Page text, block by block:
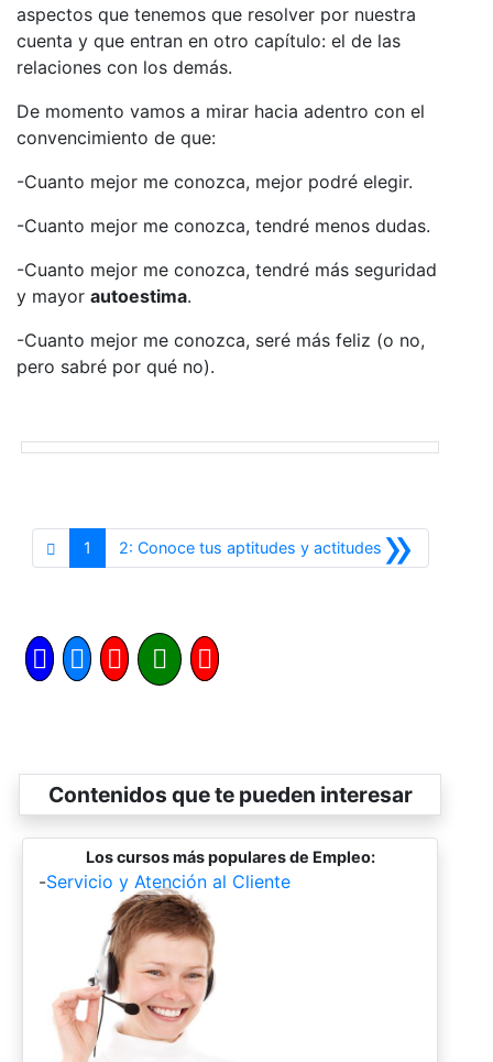
aspectos que tenemos que resolver por nuestra
cuenta y que entran en otro capítulo: el de las
relaciones con los demás.
De momento vamos a mirar hacia adentro con el
convencimiento de que:
-Cuanto mejor me conozca, mejor podré elegir.
-Cuanto mejor me conozca, tendré menos dudas.
-Cuanto mejor me conozca, tendré más seguridad
y mayor autoestima.
-Cuanto mejor me conozca, seré más feliz (o no,
pero sabré por qué no).
1 »
2: Conoce tus aptitudes y actitudesSiguiente
Contenidos que te pueden interesar
Los cursos más populares de Empleo:
-Servicio y Atención al Cliente